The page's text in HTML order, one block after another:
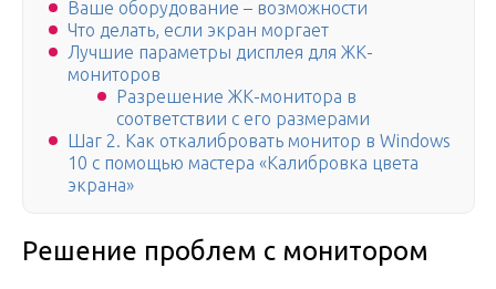
Ваше оборудование – возможности
Что делать, если экран моргает
Лучшие параметры дисплея для ЖК-
мониторов
Разрешение ЖК-монитора в
соответствии с его размерами
Шаг 2. Как откалибровать монитор в Windows
10 с помощью мастера «Калибровка цвета
экрана»
Решение проблем с монитором